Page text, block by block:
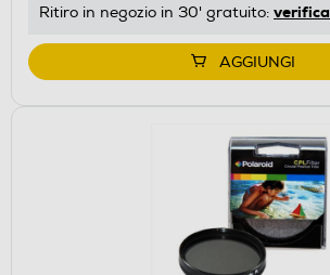
Ritiro in negozio in 30' gratuito: verifica
AGGIUNGI